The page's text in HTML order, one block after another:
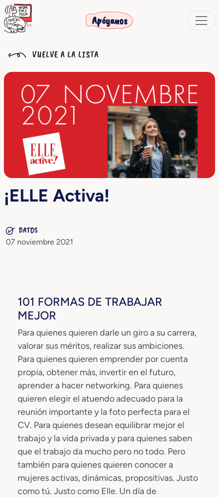
Apóyanos
VUELVE A LA LISTA
¡ELLE Activa!
DATOS
07 noviembre 2021
101 FORMAS DE TRABAJAR
MEJOR
Para quienes quieren darle un giro a su carrera,
valorar sus méritos, realizar sus ambiciones.
Para quienes quieren emprender por cuenta
propia, obtener más, invertir en el futuro,
aprender a hacer networking. Para quienes
quieren elegir el atuendo adecuado para la
reunión importante y la foto perfecta para el
CV. Para quienes desean equilibrar mejor el
trabajo y la vida privada y para quienes saben
que el trabajo da mucho pero no todo. Pero
también para quienes quieren conocer a
mujeres activas, dinámicas, propositivas. Justo
como tú. Justo como Elle. Un día de